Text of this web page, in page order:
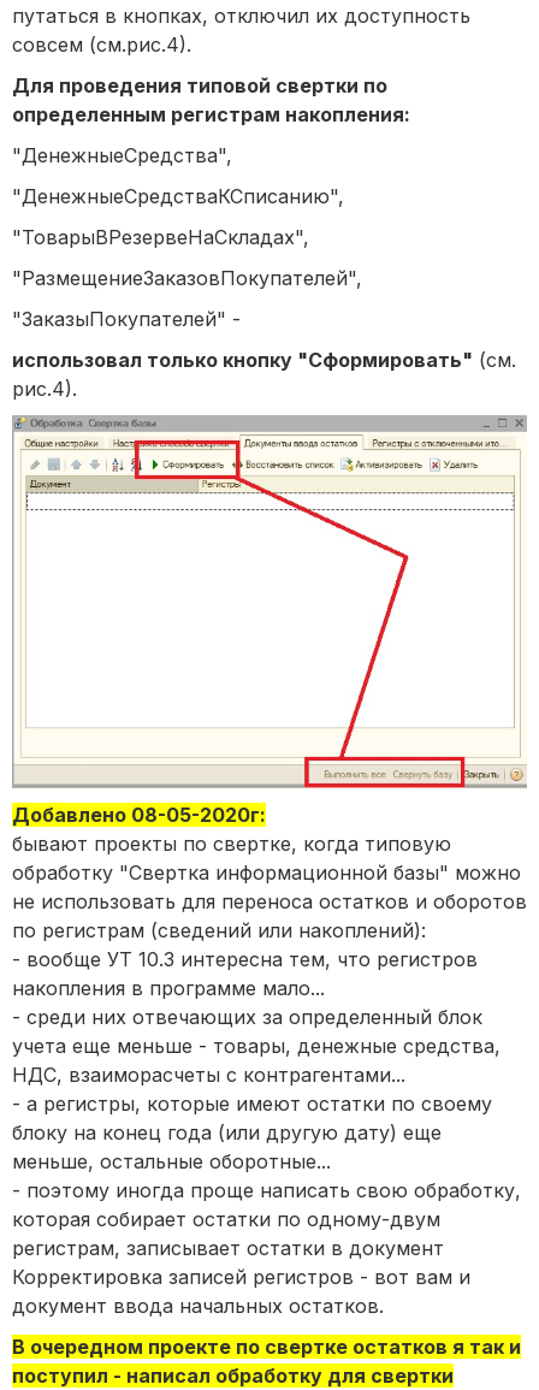
путаться в кнопках, отключил их доступность
совсем (см.рис.4).
Для проведения типовой свертки по
определенным регистрам накопления:
"ДенежныеСредства",
"ДенежныеСредстваКСписанию",
"ТоварыВРезервеНаСкладах",
"РазмещениеЗаказовПокупателей",
"ЗаказыПокупателей" -
использовал только кнопку "Сформировать" (см.
рис.4).
Добавлено 08-05-2020г:
бывают проекты по свертке, когда типовую
обработку "Свертка информационной базы" можно
не использовать для переноса остатков и оборотов
по регистрам (сведений или накоплений):
- вообще УТ 10.3 интересна тем, что регистров
накопления в программе мало...
- среди них отвечающих за определенный блок
учета еще меньше - товары, денежные средства,
НДС, взаиморасчеты с контрагентами...
- а регистры, которые имеют остатки по своему
блоку на конец года (или другую дату) еще
меньше, остальные оборотные...
- поэтому иногда проще написать свою обработку,
которая собирает остатки по одному-двум
регистрам, записывает остатки в документ
Корректировка записей регистров - вот вам и
документ ввода начальных остатков.
В очередном проекте по свертке остатков я так и
поступил - написал обработку для свертки